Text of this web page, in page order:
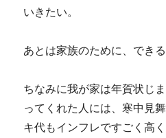
いきたい。
あとは家族のために、でき
ちなみに我が家は年賀状じ
ってくれた人には、寒中見
キ代もインフレですごく高